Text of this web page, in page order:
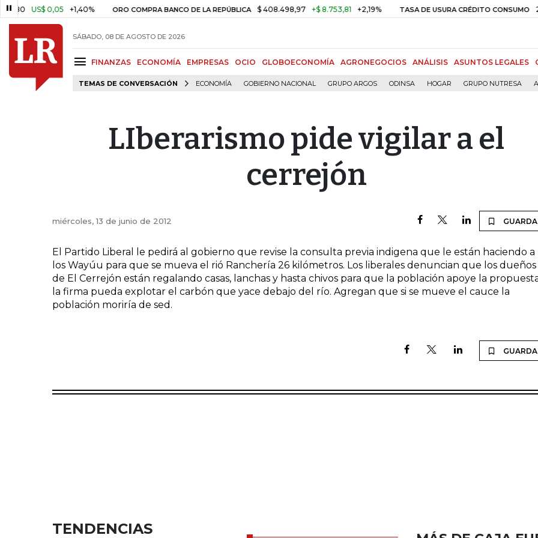
US$ 0,05 +1,40% ORO COMPRA BANCO DE LA REPÚBLICA $ 408.498,97 +$ 8.753,81 +2,19% TASA DE USURA CRÉDITO CONSUMO
SÁBADO, 08 DE AGOSTO DE 2026
FINANZAS ECONOMÍA EMPRESAS OCIO GLOBOECONOMÍA AGRONEGOCIOS ANÁLISIS ASUNTOS LEGALES
TEMAS DE CONVERSACIÓN ECONOMÍA GOBIERNO NACIONAL GRUPO ARGOS ODINSA HOGAR GRUPO NUTRESA
LIberarismo pide vigilar a el
cerrejón
miércoles, 13 de junio de 2012
El Partido Liberal le pedirá al gobierno que revise la consulta previa indigena que le están haciendo a
los Wayúu para que se mueva el rió Ranchería 26 kilómetros. Los liberales denuncian que los dueños
de El Cerrejón están regalando casas, lanchas y hasta chivos para que la población apoye la
la firma pueda explotar el carbón que yace debajo del río. Agregan que si se mueve el cauce la
población moriría de sed.
TENDENCIAS